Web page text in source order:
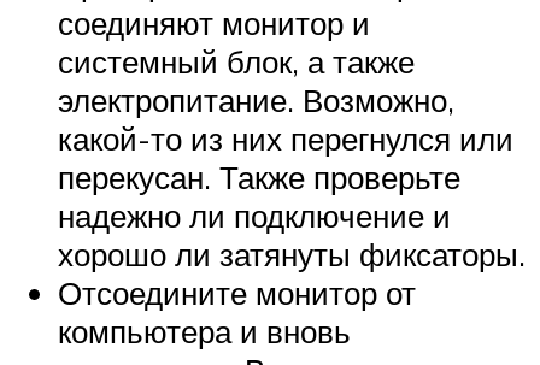
соединяют монитор и
системный блок, а также
электропитание. Возможно,
какой-то из них перегнулся или
перекусан. Также проверьте
надежно ли подключение и
хорошо ли затянуты фиксаторы.
Отсоедините монитор от
компьютера и вновь